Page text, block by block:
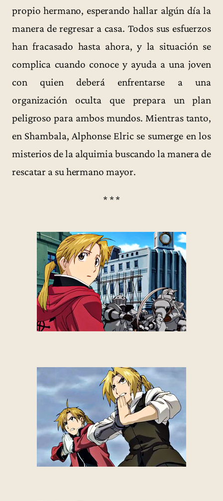
propio hermano, esperando hallar algún día la
manera de regresar a casa. Todos sus esfuerzos
han fracasado hasta ahora, y la situación se
complica cuando conoce y ayuda a una joven
con quien deberá enfrentarse a una
organización oculta que prepara un plan
peligroso para ambos mundos. Mientras tanto,
en Shambala, Alphonse Elric se sumerge en los
misterios de la alquimia buscando la manera de
rescatar a su hermano mayor.
* * *